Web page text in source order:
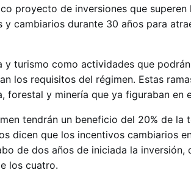
proyecto de inversiones que superen
y cambiarios durante 30 años para
y turismo como actividades que podrán
los requisitos del régimen. Estas
forestal y minería que ya figuraban en
tendrán un beneficio del 20% de la
dicen que los incentivos cambiarios
de dos años de iniciada la inversión,
los cuatro.